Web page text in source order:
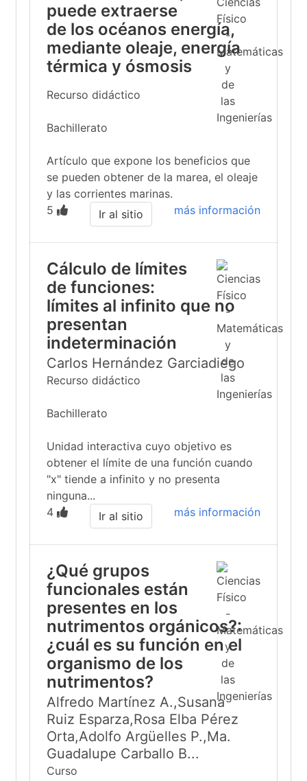
puede extraerse
de los océanos energía,
mediante oleaje, energía
térmica y ósmosis
Recurso didáctico
Bachillerato
Artículo que expone los beneficios que
se pueden obtener de la marea, el oleaje
y las corrientes marinas.
5
más información
Ir al sitio
Cálculo de límites
de funciones:
límites al infinito que no
presentan
indeterminación
Carlos Hernández Garciadiego
Recurso didáctico
Bachillerato
Unidad interactiva cuyo objetivo es
obtener el límite de una función cuando
"x" tiende a infinito y no presenta
ninguna...
4
más información
Ir al sitio
¿Qué grupos
funcionales están
presentes en los
nutrimentos orgánicos?:
¿cuál es su función en el
organismo de los
nutrimentos?
Alfredo Martínez A.,Susana
Ruiz Esparza,Rosa Elba Pérez
Orta,Adolfo Argüelles P.,Ma.
Guadalupe Carballo B...
Curso